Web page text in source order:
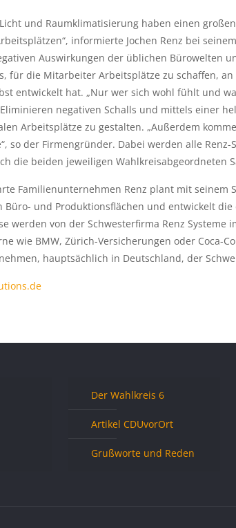
und Raumklimatisierung haben einen
informierte Jochen Renz bei
Auswirkungen der üblichen Bürowelten
für die Mitarbeiter Arbeitsplätze zu schaffen,
entwickelt hat. „Nur wer sich wohl fühlt und
negativen Schalls und mittels einer
Arbeitsplätze zu gestalten. „Außerdem
so der Firmengründer. Dabei werden alle
die beiden jeweiligen Wahlkreisabgeordneten
Familienunternehmen Renz plant mit seinem
Büro- und Produktionsflächen und entwickelt
werden von der Schwesterfirma Renz
wie BMW, Zürich-Versicherungen oder Coca-
hauptsächlich in Deutschland, der
Der Wahlkreis 6
Artikel CDUvorOrt
Grußworte und Reden